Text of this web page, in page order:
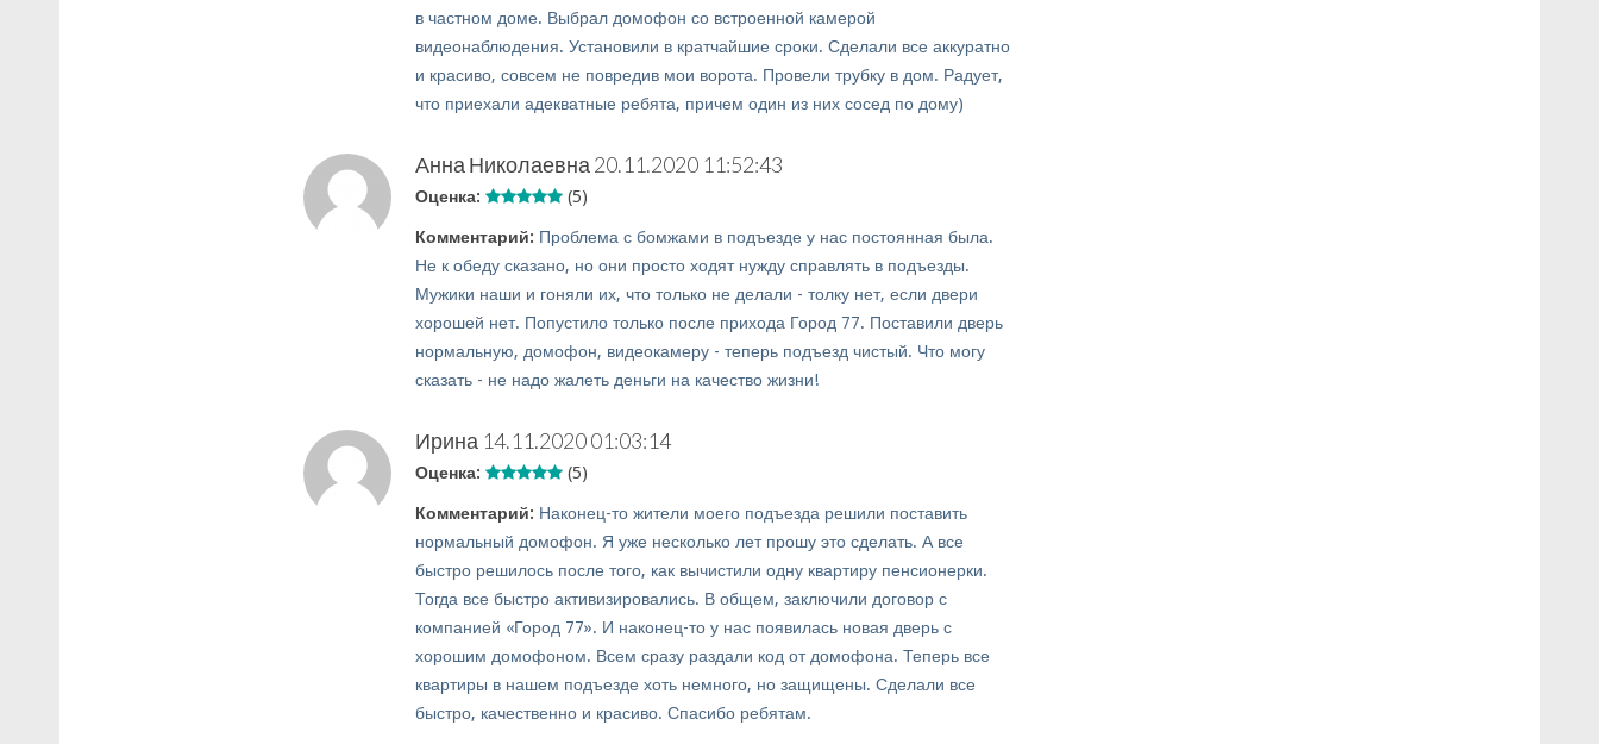
в частном доме. Выбрал домофон со встроенной камерой
видеонаблюдения. Установили в кратчайшие сроки. Сделали все аккуратно
и красиво, совсем не повредив мои ворота. Провели трубку в дом. Радует,
что приехали адекватные ребята, причем один из них сосед по дому)
Анна Николаевна 20.11.2020 11:52:43
Оценка: (5)
Комментарий: Проблема с бомжами в подъезде у нас постоянная была.
Не к обеду сказано, но они просто ходят нужду справлять в подъезды.
Мужики наши и гоняли их, что только не делали - толку нет, если двери
хорошей нет. Попустило только после прихода Город 77. Поставили дверь
нормальную, домофон, видеокамеру - теперь подъезд чистый. Что могу
сказать - не надо жалеть деньги на качество жизни!
Ирина 14.11.2020 01:03:14
Оценка: (5)
Комментарий: Наконец-то жители моего подъезда решили поставить
нормальный домофон. Я уже несколько лет прошу это сделать. А все
быстро решилось после того, как вычистили одну квартиру пенсионерки.
Тогда все быстро активизировались. В общем, заключили договор с
компанией «Город 77». И наконец-то у нас появилась новая дверь с
хорошим домофоном. Всем сразу раздали код от домофона. Теперь все
квартиры в нашем подъезде хоть немного, но защищены. Сделали все
быстро, качественно и красиво. Спасибо ребятам.